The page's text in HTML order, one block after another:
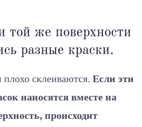
той же поверхности
разные краски.
склеиваются. Если эти
наносятся вместе на
происходит